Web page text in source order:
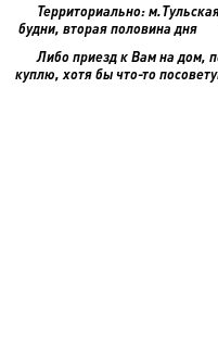
Территориально:
будни, вторая половина дня
Либо приезд к Вам на дом,
куплю, хотя бы что-то